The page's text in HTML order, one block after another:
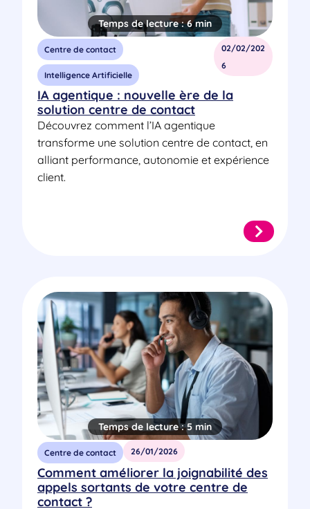
Temps de lecture :6 min
Centre de contact
Intelligence Artificielle
02/02/202
6
IA agentique : nouvelle ère de la
solution centre de contact
Découvrez comment l’IA agentique
transforme une solution centre de contact, en
alliant performance, autonomie et expérience
client.
Temps de lecture :5 min
Centre de contact 26/01/2026
Comment améliorer la joignabilité des
appels sortants de votre centre de
contact ?